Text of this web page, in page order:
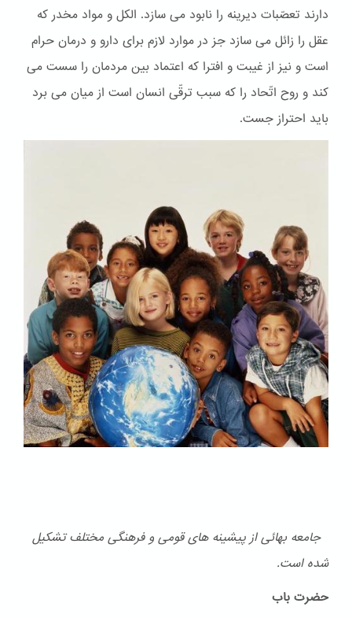
دارند تعصّبات دیرینه را نابود می سازد. الكل و مواد مخدر که
عقل را زائل می سازد جز در موارد لازم برای دارو و درمان حرام
است و نیز از غیبت و افترا که اعتماد بین مردمان را سست می
کند و روح اتّحاد را که سبب ترقّی انسان است از میان می برد
باید احتراز جست.
جامعه بهائی از پیشینه های قومی و فرهنگی مختلف تشكیل
شده است.
حضرت باب